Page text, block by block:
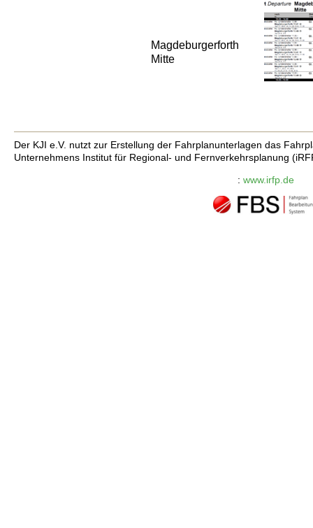
Magdeburgerforth
Mitte
Der KJI e.V. nutzt zur Erstellung der Fahrplanunterlagen das
Unternehmens Institut für Regional- und Fernverkehrsplanung
: www.irfp.de